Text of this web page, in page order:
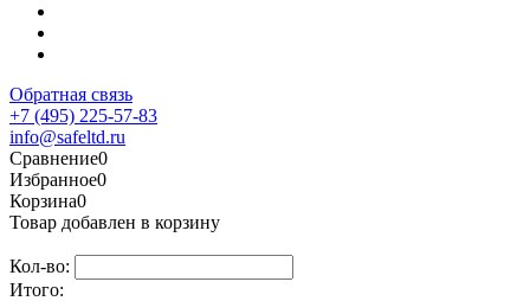
Обратная связь
+7 (495) 225-57-83
info@safeltd.ru
Сравнение0
Избранное0
Корзина0
Товар добавлен в корзину
Кол-во:
Итого: